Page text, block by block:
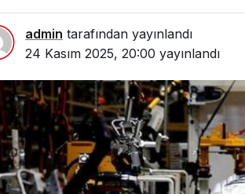
admin tarafından yayınlandı
24 Kasım 2025, 20:00 yayınlandı